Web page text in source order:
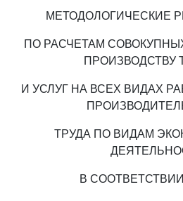
МЕТОДОЛОГИЧЕСКИЕ
ПО РАСЧЕТАМ
ПРОИЗВОДСТВУ
И УСЛУГ НА ВСЕХ ВИДАХ
ТРУДА ПО ВИДАМ
В